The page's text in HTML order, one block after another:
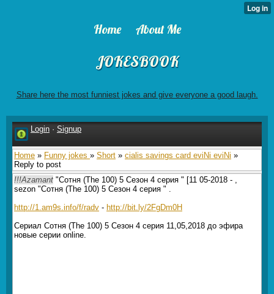
Home About Me
JOKESBOOK
Share here the most funniest jokes and give everyone a good laugh.
Login · Signup
Home » Funny jokes » Short » cialis savings card eviNi eviNi »
Reply to post
!!!Azamant "Сотня (The 100) 5 Сезон 4 серия " [11 05-2018 - ,
sezon "Сотня (The 100) 5 Сезон 4 серия " .
http://1.am9s.info/f/radv - http://bit.ly/2FgDm0H
Сериал Сотня (The 100) 5 Сезон 4 серия 11,05,2018 до эфира
новые серии online.